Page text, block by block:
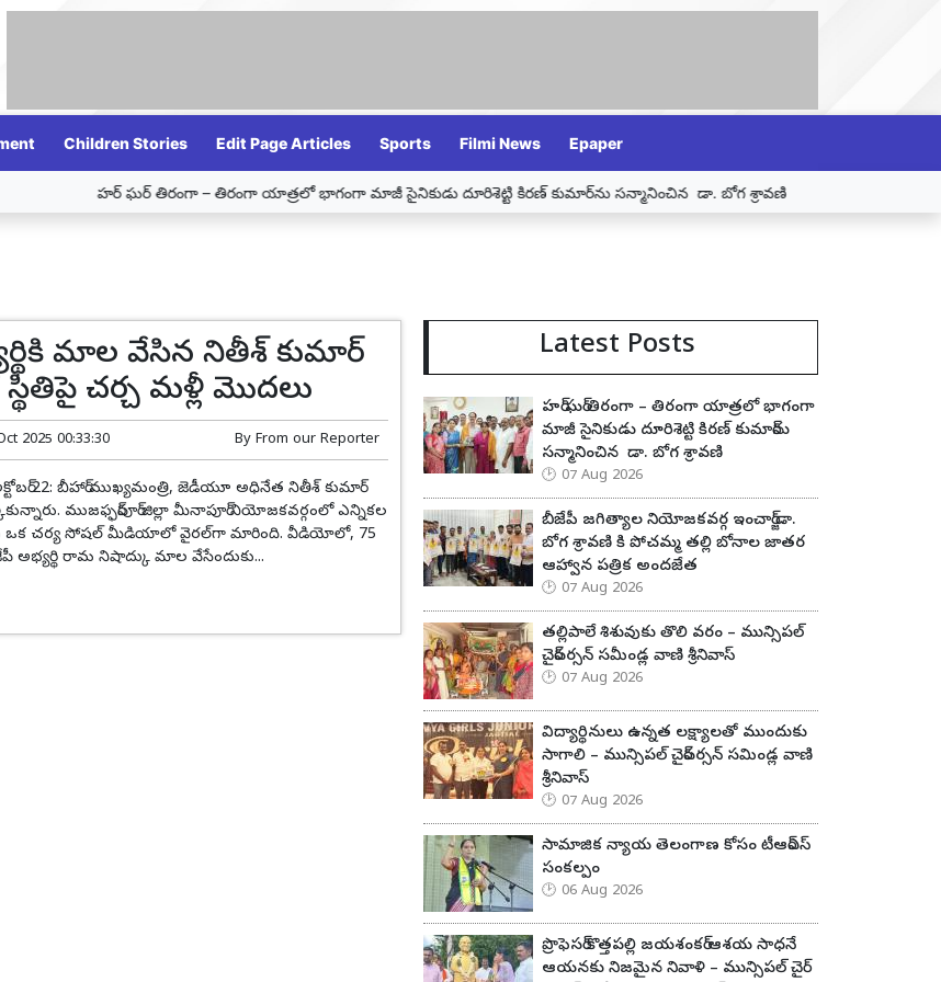
Children Stories Edit Page Articles Sports Filmi News Epaper
హర్ ఘర్ తిరంగా – తిరంగా యాత్రలో భాగంగా మాజీ సైనికుడు దూరిశెట్టి కిరణ్ కుమార్‌ను సన్మానించిన డా. బోగ శ్రావణి
మాల వేసిన నితీశ్ కుమార్
చర్చ మళ్లీ మొదలు
2025 00:33:30 By From our Reporter
22: బీహార్ ముఖ్యమంత్రి, జెడీయూ అధినేత నితీశ్ కుమార్
ముజఫ్ఫర్‌పూర్ జిల్లా మీనాపూర్ నియోజకవర్గంలో ఎన్నికల
చర్య సోషల్ మీడియాలో వైరల్‌గా మారింది. వీడియోలో, 75
అభ్యర్థి రామ నిషాద్కు మాల వేసేందుకు...
Latest Posts
హర్ ఘర్ తిరంగా – తిరంగా యాత్రలో భాగంగా
మాజీ సైనికుడు దూరిశెట్టి కిరణ్ కుమార్‌ను
సన్మానించిన డా. బోగ శ్రావణి
07 Aug 2026
బీజేపీ జగిత్యాల నియోజకవర్గ ఇంచార్జ్ డా.
బోగ శ్రావణి కి పోచమ్మ తల్లి బోనాల జాతర
ఆహ్వాన పత్రిక అందజేత
07 Aug 2026
తల్లిపాలే శిశువుకు తొలి వరం – మున్సిపల్
చైర్‌పర్సన్ సమీండ్ల వాణి శ్రీనివాస్
07 Aug 2026
విద్యార్థినులు ఉన్నత లక్ష్యాలతో ముందుకు
సాగాలి – మున్సిపల్ చైర్‌పర్సన్ సమిండ్ల వాణి
శ్రీనివాస్
07 Aug 2026
సామాజిక న్యాయ తెలంగాణ కోసం టీఆర్ఎస్
సంకల్పం
06 Aug 2026
ప్రొఫెసర్ కొత్తపల్లి జయశంకర్ ఆశయ సాధనే
ఆయనకు నిజమైన నివాళి – మున్సిపల్ చైర్